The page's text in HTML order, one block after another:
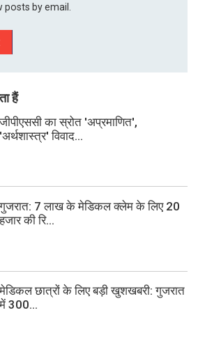
by email.
हैं
जीपीएससी का स्रोत 'अप्रमाणित',
'अर्थशास्त्र' विवाद...
गुजरात: 7 लाख के मेडिकल क्लेम के लिए 20
हजार की रि...
मेडिकल छात्रों के लिए बड़ी खुशखबरी: गुजरात
में 300...